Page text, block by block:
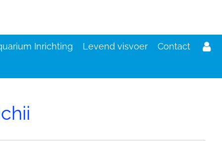
Inrichting Levend visvoer Contact